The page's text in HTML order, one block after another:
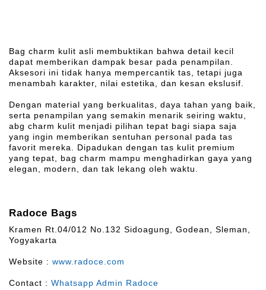
Bag charm kulit asli membuktikan bahwa detail kecil
dapat memberikan dampak besar pada penampilan.
Aksesori ini tidak hanya mempercantik tas, tetapi juga
menambah karakter, nilai estetika, dan kesan ekslusif.
Dengan material yang berkualitas, daya tahan yang baik,
serta penampilan yang semakin menarik seiring waktu,
abg charm kulit menjadi pilihan tepat bagi siapa saja
yang ingin memberikan sentuhan personal pada tas
favorit mereka. Dipadukan dengan tas kulit premium
yang tepat, bag charm mampu menghadirkan gaya yang
elegan, modern, dan tak lekang oleh waktu.
Radoce Bags
Kramen Rt.04/012 No.132 Sidoagung, Godean, Sleman,
Yogyakarta
Website : www.radoce.com
Contact : Whatsapp Admin Radoce